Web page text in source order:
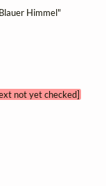
Himmel"
not yet checked]